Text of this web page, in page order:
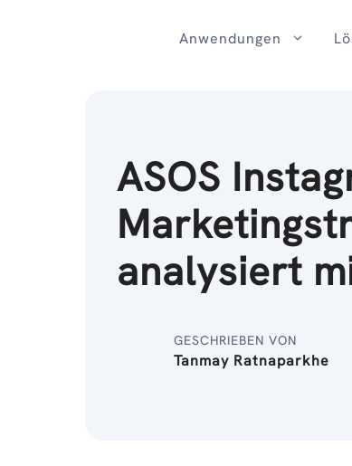
Anwendungen
ASOS
analysiert
GESCHRIEBEN VON
Tanmay Ratnaparkhe